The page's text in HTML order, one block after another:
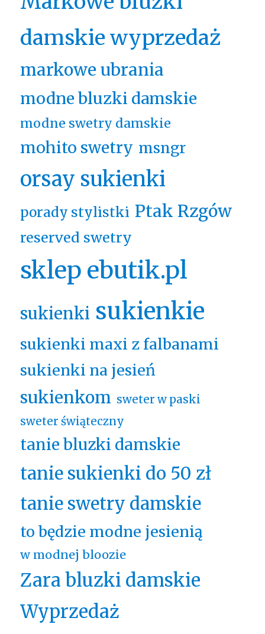
damskie wyprzedaż
markowe ubrania
modne bluzki damskie
modne swetry damskie
mohito swetry msngr
orsay sukienki
porady stylistki Ptak Rzgów
reserved swetry
sklep ebutik.pl
sukienki sukienkie
sukienki maxi z falbanami
sukienki na jesień
sukienkom sweter w paski
sweter świąteczny
tanie bluzki damskie
tanie sukienki do 50 zł
tanie swetry damskie
to będzie modne jesienią
w modnej bloozie
Zara bluzki damskie
Wyprzedaż